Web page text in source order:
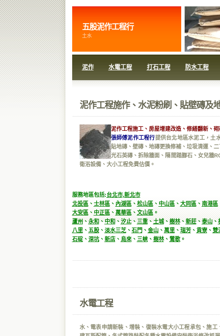
五股泥作工程行
土水
泥作 水電工程 打石工程 防水工程
泥作工程施作、水泥粉刷、貼壁磚及
泥作工程施工、房屋增建改造、修繕翻新、
張師傅泥作工程行提供台北地區水泥工，土
貼地磚、壁磚、地磚更換修補、垃圾清運、
光石英磚、拆除牆面、隔間踏腳石、女兒牆
衛浴設備、大小工程免費估價。
服務地區包括:台北市,新北市
北投區 、 士林區 、 內湖區 、 松山區 、 中山區 、 大同區 、 南港區
大安區 、 中正區 、 萬華區 、 文山區 。
蘆州、永和、中和、汐止、三重、土城、樹林、新莊、泰山、
八里、 五股、 淡水三芝、 石門 、 金山、 萬里、 瑞芳、 貢寮、 雙
石碇、 深坑、 新店、 烏來、 三峽、 樹林、 鶯歌。
水電工程
水、電表申請新裝、增裝、復裝水電大小工程承包、施